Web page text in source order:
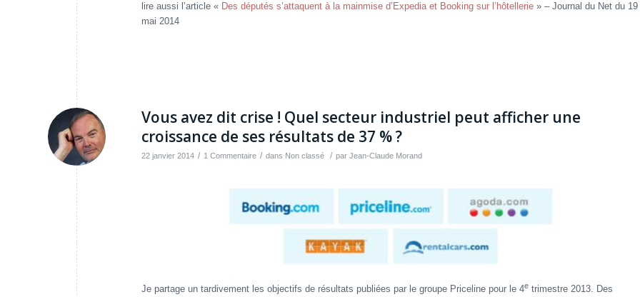
lire aussi l’article « Des députés s’attaquent à la mainmise d’Expedia et Booking sur l’hôtellerie » – Journal du Net du 19
mai 2014
Vous avez dit crise ! Quel secteur industriel peut afficher une
croissance de ses résultats de 37 % ?
22 janvier 2014 / 1 Commentaire / dans Non classé / par Jean-Claude Morand
Je partage un tardivement les objectifs de résultats publiées par le groupe Priceline pour le 4e trimestre 2013. Des